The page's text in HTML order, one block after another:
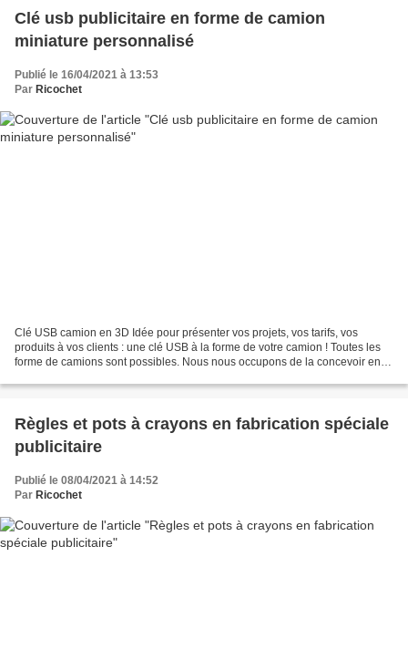
Clé usb publicitaire en forme de camion
miniature personnalisé
Publié le 16/04/2021 à 13:53
Par Ricochet
Clé USB camion en 3D Idée pour présenter vos projets, vos tarifs, vos
produits à vos clients : une clé USB à la forme de votre camion ! Toutes les
forme de camions sont possibles. Nous nous occupons de la concevoir en
Règles et pots à crayons en fabrication spéciale
publicitaire
Publié le 08/04/2021 à 14:52
Par Ricochet